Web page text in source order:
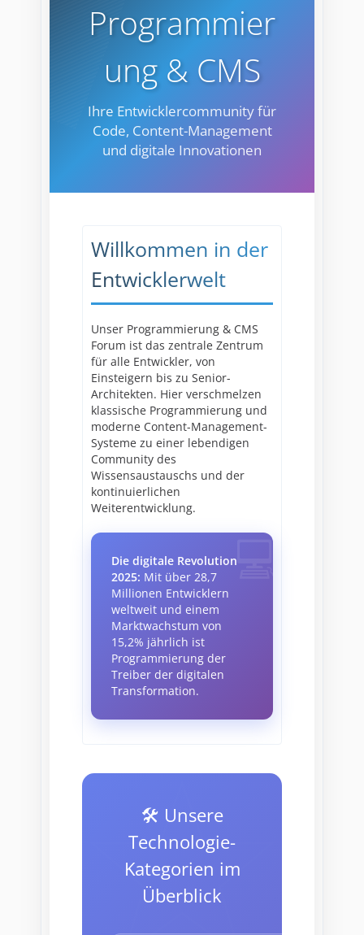
Programmier
ung & CMS
Ihre Entwicklercommunity für
Code, Content-Management
und digitale Innovationen
Willkommen in der
Entwicklerwelt
Unser Programmierung & CMS
Forum ist das zentrale Zentrum
für alle Entwickler, von
Einsteigern bis zu Senior-
Architekten. Hier verschmelzen
klassische Programmierung und
moderne Content-Management-
Systeme zu einer lebendigen
Community des
Wissensaustauschs und der
kontinuierlichen
Weiterentwicklung.
Die digitale Revolution
2025: Mit über 28,7
Millionen Entwicklern
weltweit und einem
Marktwachstum von
15,2% jährlich ist
Programmierung der
Treiber der digitalen
Transformation.
🛠️ Unsere
Technologie-
Kategorien im
Überblick